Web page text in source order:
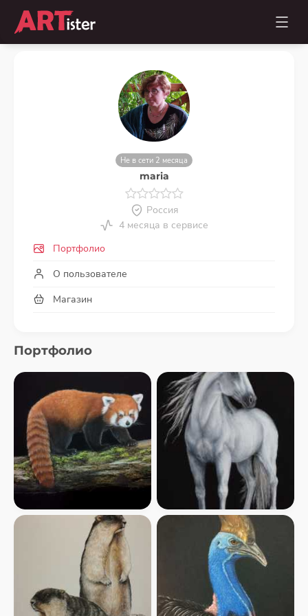
Не в сети 2 месяца
maria
Россия
4 месяца в сервисе
Портфолио
О пользователе
Магазин
Портфолио